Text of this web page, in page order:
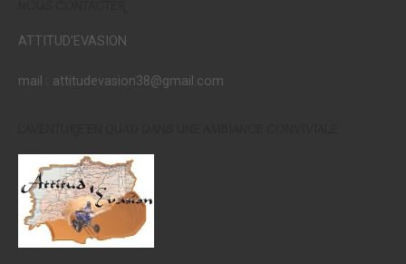
ATTITUD'EVASION
mail : attitudevasion38@gmail.com